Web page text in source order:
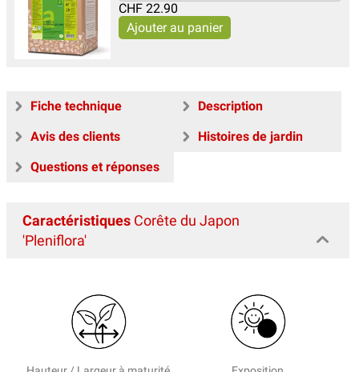
CHF 22.90
Fiche technique
Description
Avis des clients
Histoires de jardin
Questions et réponses
Caractéristiques Corête du Japon
'Pleniflora'